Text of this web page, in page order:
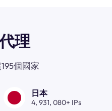
理
個國家
日本
4, 931, 080+ IPs